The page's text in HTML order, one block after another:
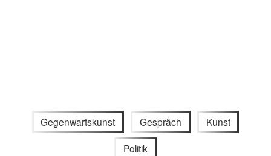
Gegenwartskunst Gespräch Kunst
Politik